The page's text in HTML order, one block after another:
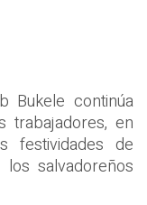
Bukele continúa
trabajadores, en
festividades de
salvadoreños